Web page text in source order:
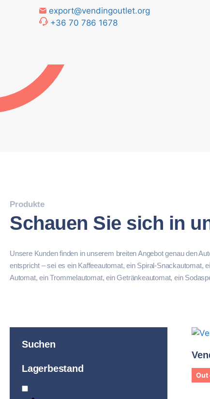
export@vendingoutlet.org
+36 70 786 1678
Produkte
Schauen Sie sich in
Unsere Kunden finden in unserem breiten Angebot genau den
entspricht – sei es ein Kaffeeautomat, ein Spiral-Snackautomat,
Automat, ein Trommelautomat, ein Getränkeautomat, ein
Suchen
Lagerbestand
Out